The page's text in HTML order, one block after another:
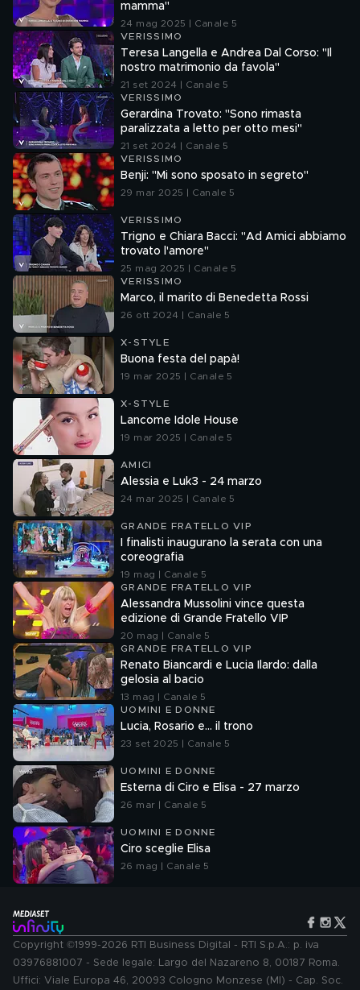
mamma"
24 mag 2025 | Canale 5
VERISSIMO
Teresa Langella e Andrea Dal Corso: "Il
nostro matrimonio da favola"
21 set 2024 | Canale 5
VERISSIMO
Gerardina Trovato: "Sono rimasta
paralizzata a letto per otto mesi"
21 set 2024 | Canale 5
VERISSIMO
Benji: "Mi sono sposato in segreto"
29 mar 2025 | Canale 5
VERISSIMO
Trigno e Chiara Bacci: "Ad Amici abbiamo
trovato l'amore"
25 mag 2025 | Canale 5
VERISSIMO
Marco, il marito di Benedetta Rossi
26 ott 2024 | Canale 5
X-STYLE
Buona festa del papà!
19 mar 2025 | Canale 5
X-STYLE
Lancome Idole House
19 mar 2025 | Canale 5
AMICI
Alessia e Luk3 - 24 marzo
24 mar 2025 | Canale 5
GRANDE FRATELLO VIP
I finalisti inaugurano la serata con una
coreografia
19 mag | Canale 5
GRANDE FRATELLO VIP
Alessandra Mussolini vince questa
edizione di Grande Fratello VIP
20 mag | Canale 5
GRANDE FRATELLO VIP
Renato Biancardi e Lucia Ilardo: dalla
gelosia al bacio
13 mag | Canale 5
UOMINI E DONNE
Lucia, Rosario e... il trono
23 set 2025 | Canale 5
UOMINI E DONNE
Esterna di Ciro e Elisa - 27 marzo
26 mar | Canale 5
UOMINI E DONNE
Ciro sceglie Elisa
26 mag | Canale 5
Copyright ©1999-2026 RTI Business Digital - RTI S.p.A.: p. iva
03976881007 - Sede legale: Largo del Nazareno 8, 00187 Roma.
Uffici: Viale Europa 46, 20093 Cologno Monzese (MI) - Cap. Soc.